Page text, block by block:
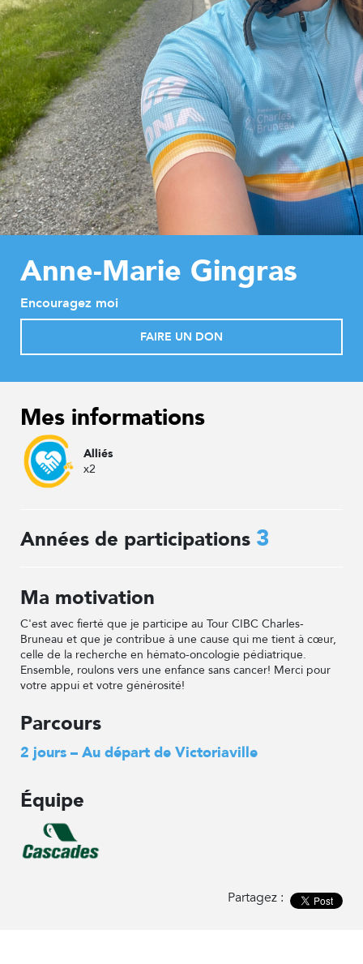
Anne-Marie Gingras
Encouragez moi
FAIRE UN DON
Mes informations
Alliés
x2
Années de participations 3
Ma motivation
C'est avec fierté que je participe au Tour CIBC Charles-
Bruneau et que je contribue à une cause qui me tient à cœur,
celle de la recherche en hémato-oncologie pédiatrique.
Ensemble, roulons vers une enfance sans cancer! Merci pour
votre appui et votre générosité!
Parcours
2 jours – Au départ de Victoriaville
Équipe
Partagez :